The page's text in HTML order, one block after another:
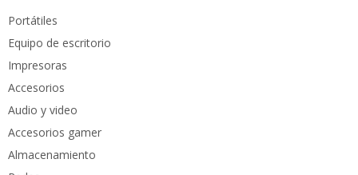
Portátiles
Equipo de escritorio
Impresoras
Accesorios
Audio y video
Accesorios gamer
Almacenamiento